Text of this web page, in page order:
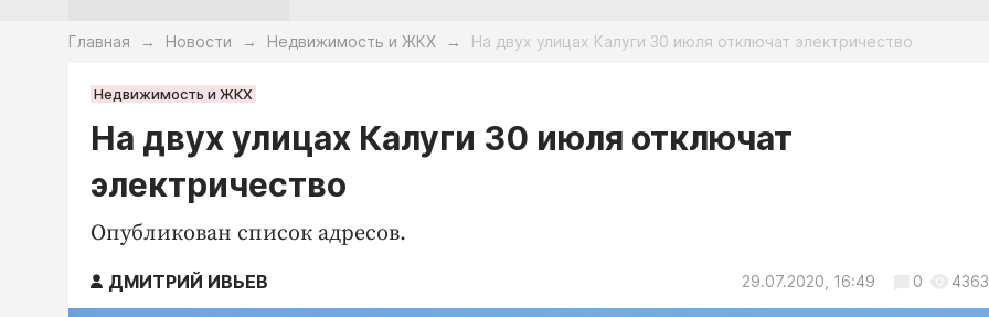
Главная → Новости → Недвижимость и ЖКХ → На двух улицах Калуги 30 июля отключат электричество
Недвижимость и ЖКХ
На двух улицах Калуги 30 июля отключат
электричество
Опубликован список адресов.
ДМИТРИЙ ИВЬЕВ 29.07.2020, 16:49 0 4363